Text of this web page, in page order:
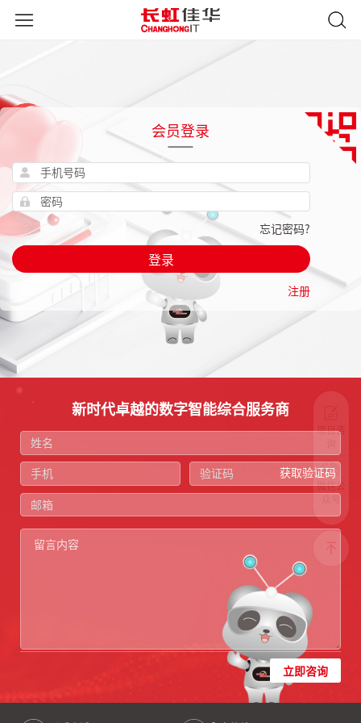
会员登录
忘记密码?
登录
注册
项目咨
微信公
众号
新时代卓越的数字智能综合服务商
获取验证码
立即咨询